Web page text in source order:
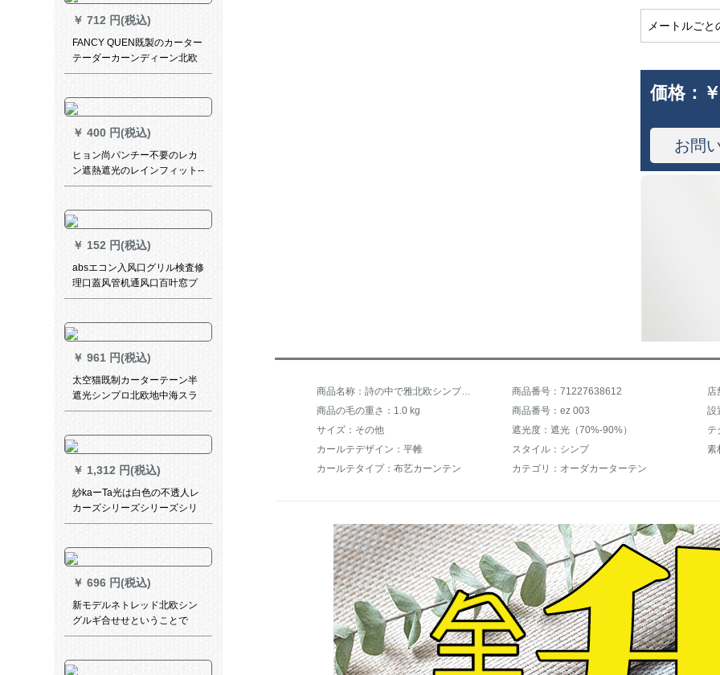
レゼにします。
￥ 712 円(税込)
FANCY QUEN既製のカーター
テーダーカーンディーン北欧
熱帯葉子の白ブラリーフ寝室
ーンンンンダンテ3号白-ブカ
テン打穴式オミット
￥ 400 円(税込)
ヒョン尚パンチー不要のレカ
ン遮熱遮光のレインフィット--
-131334 3
￥ 152 円(税込)
absエコン入风口グリル検査修
理口蓋风管机通风口百叶窓プ
チケース
￥ 961 円(税込)
太空猫既制カーターテーン半
遮光シンプロ北欧地中海スラ
イプカーリング寝室书房出窓
ティック1メトルドールダンカ
ーン価格
￥ 1,312 円(税込)
紗kaーTa光は白色の不透人レ
カーズシリーズシリーズシリ
ーズシリーズン糸ベアラ砂遮
ません。レカースデッキがひ
っくり返る双生樹-乳白の幅が
2.0 X高2.7フーク（高度改）
￥ 696 円(税込)
新モデルネトレッド北欧シン
グルギ合せせということで
す。完全遮光布既製カーター
は、「ベルベット麻綴色」と
メートルご
価格：
お問
商品名称：詩の中で雅北欧シンプの遮光布寝室リンダの日よけ保温既制カーンの天然素材厚い手カーン湖ブルー毎メートルフック価格-オーダカーテン連絡サービス
商品番号：71227638612
商品の毛の重さ：1.0 kg
商品番号：ez 003
サイズ：その他
遮光度：遮光（70%-90%）
テ
カールテデザイン：平帷
スタイル：シンプ
素
カールテタイプ：布艺カーンテン
カテゴリ：オーダカーターテン